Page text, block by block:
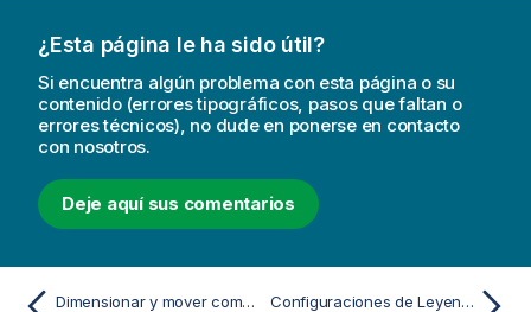
¿Esta página le ha sido útil?
Si encuentra algún problema con esta página o su
contenido (errores tipográficos, pasos que faltan o
errores técnicos), no dude en ponerse en contacto
con nosotros.
Deje aquí sus comentarios
Dimensionar y mover componentes de gráfico Configuraciones de Leyenda